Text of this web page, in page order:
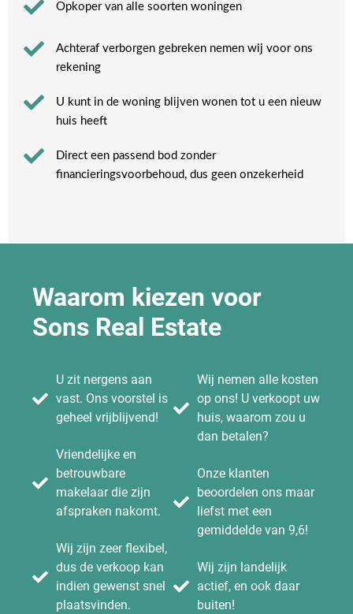
Opkoper van alle soorten woningen
Achteraf verborgen gebreken nemen wij voor ons
rekening​
U kunt in de woning blijven wonen tot u een nieuw
huis heeft​
Direct een passend bod zonder
financieringsvoorbehoud, dus geen onzekerheid​
Waarom kiezen voor
Sons Real Estate
U zit nergens aan
vast. Ons voorstel is
geheel vrijblijvend!
Vriendelijke en
betrouwbare
makelaar die zijn
afspraken nakomt.
Wij zijn zeer flexibel,
dus de verkoop kan
indien gewenst snel
plaatsvinden.
Wij nemen alle kosten
op ons! U verkoopt uw
huis, waarom zou u
dan betalen?
Onze klanten
beoordelen ons maar
liefst met een
gemiddelde van 9,6!
Wij zijn landelijk
actief, en ook daar
buiten!